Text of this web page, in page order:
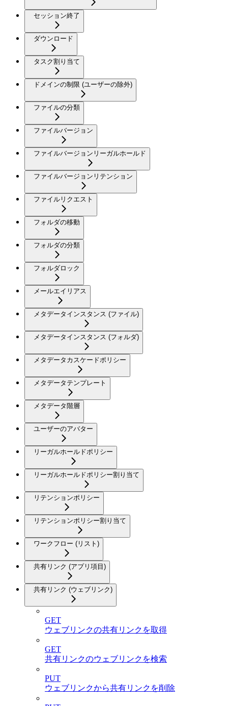
セッション終了
ダウンロード
タスク割り当て
ドメインの制限 (ユーザーの除外)
ファイルの分類
ファイルバージョン
ファイルバージョンリーガルホールド
ファイルバージョンリテンション
ファイルリクエスト
フォルダの移動
フォルダの分類
フォルダロック
メールエイリアス
メタデータインスタンス (ファイル)
メタデータインスタンス (フォルダ)
メタデータカスケードポリシー
メタデータテンプレート
メタデータ階層
ユーザーのアバター
リーガルホールドポリシー
リーガルホールドポリシー割り当て
リテンションポリシー
リテンションポリシー割り当て
ワークフロー (リスト)
共有リンク (アプリ項目)
共有リンク (ウェブリンク)
GET
ウェブリンクの共有リンクを取得
GET
共有リンクのウェブリンクを検索
PUT
ウェブリンクから共有リンクを削除